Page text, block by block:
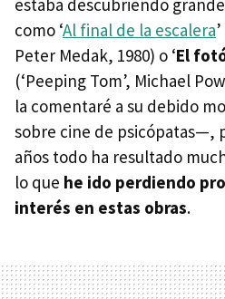
como ‘Al final de la escalera
Peter Medak, 1980) o ‘El
(‘Peeping Tom’, Michael
la comentaré a su debido
sobre cine de psicópatas—,
años todo ha resultado
lo que he ido perdiendo
interés en estas obras.